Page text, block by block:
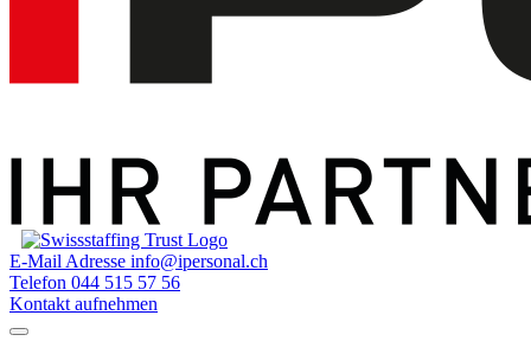
E-Mail Adresse info@ipersonal.ch
Telefon 044 515 57 56
Kontakt aufnehmen